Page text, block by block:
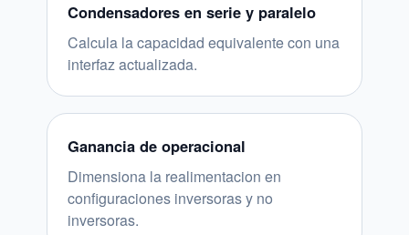
Condensadores en serie y paralelo
Calcula la capacidad equivalente con una
interfaz actualizada.
Ganancia de operacional
Dimensiona la realimentacion en
configuraciones inversoras y no
inversoras.